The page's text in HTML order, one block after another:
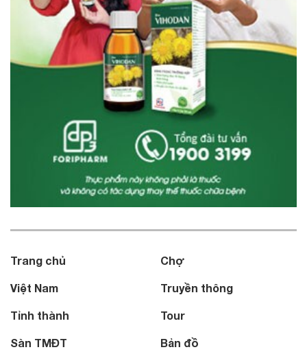
Trang chủ
Việt Nam
Tỉnh thành
Sàn TMĐT
Chợ
Truyền thông
Tour
Bản đồ